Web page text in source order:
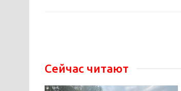
Сейчас читают